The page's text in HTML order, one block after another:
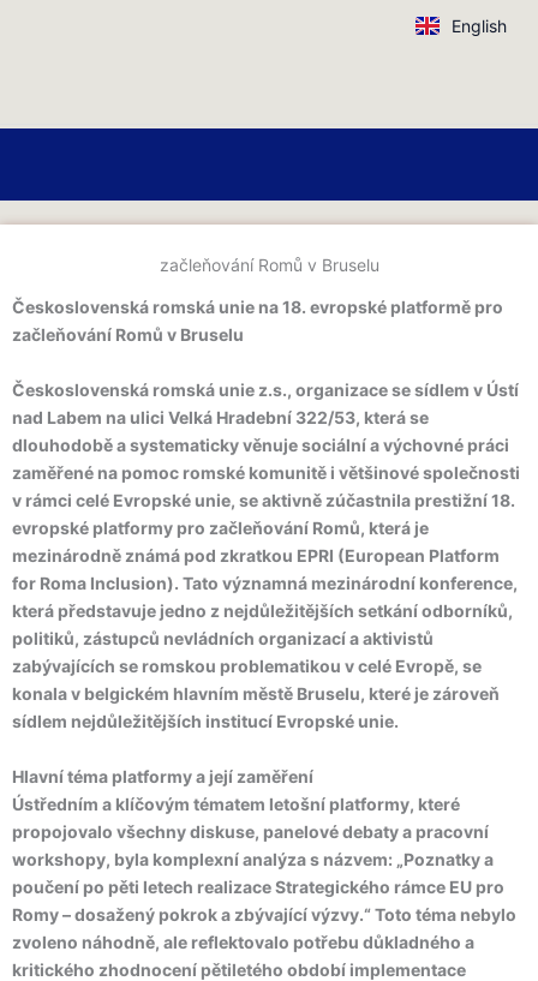
English
začleňování Romů v Bruselu
Československá romská unie na 18. evropské platformě pro
začleňování Romů v Bruselu
Československá romská unie z.s., organizace se sídlem v Ústí
nad Labem na ulici Velká Hradební 322/53, která se
dlouhodobě a systematicky věnuje sociální a výchovné práci
zaměřené na pomoc romské komunitě i většinové společnosti
v rámci celé Evropské unie, se aktivně zúčastnila prestižní 18.
evropské platformy pro začleňování Romů, která je
mezinárodně známá pod zkratkou EPRI (European Platform
for Roma Inclusion). Tato významná mezinárodní konference,
která představuje jedno z nejdůležitějších setkání odborníků,
politiků, zástupců nevládních organizací a aktivistů
zabývajících se romskou problematikou v celé Evropě, se
konala v belgickém hlavním městě Bruselu, které je zároveň
sídlem nejdůležitějších institucí Evropské unie.
Hlavní téma platformy a její zaměření
Ústředním a klíčovým tématem letošní platformy, které
propojovalo všechny diskuse, panelové debaty a pracovní
workshopy, byla komplexní analýza s názvem: „Poznatky a
poučení po pěti letech realizace Strategického rámce EU pro
Romy – dosažený pokrok a zbývající výzvy.“ Toto téma nebylo
zvoleno náhodně, ale reflektovalo potřebu důkladného a
kritického zhodnocení pětiletého období implementace